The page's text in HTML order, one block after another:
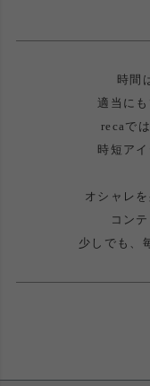
時間
適当に
recaで
時短ア
オシャレ
コン
少しでも、